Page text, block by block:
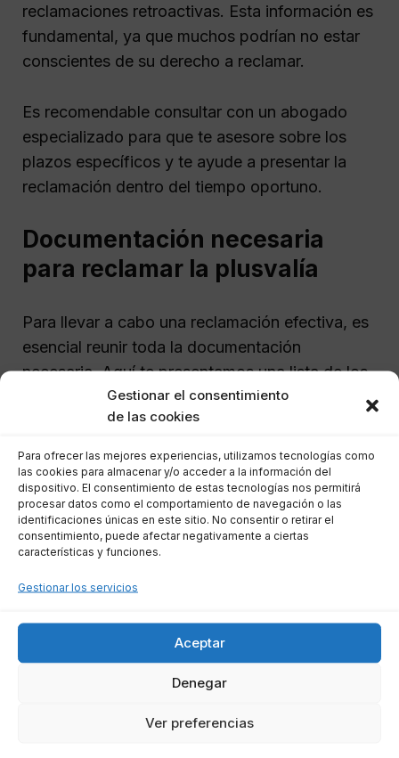
Gestionar el consentimiento
de las cookies
Para ofrecer las mejores experiencias, utilizamos tecnologías como
las cookies para almacenar y/o acceder a la información del
dispositivo. El consentimiento de estas tecnologías nos permitirá
procesar datos como el comportamiento de navegación o las
identificaciones únicas en este sitio. No consentir o retirar el
consentimiento, puede afectar negativamente a ciertas
características y funciones.
Gestionar los servicios
Aceptar
Denegar
Ver preferencias
reclamaciones retroactivas. Esta información es
fundamental, ya que muchos podrían no estar
conscientes de su derecho a reclamar.
Es recomendable consultar con un abogado
especializado para que te asesore sobre los
plazos específicos y te ayude a presentar la
reclamación dentro del tiempo oportuno.
Documentación necesaria
para reclamar la plusvalía
Para llevar a cabo una reclamación efectiva, es
esencial reunir toda la documentación
necesaria. Aquí te presentamos una lista de los
documentos requeridos:
Escritura de compraventa o herencia.
Justificantes de pago del impuesto de
plusvalía.
Valor catastral del inmueble al momento
de la transmisión.
Inmuebles (IBI) que demuestren la
titularidad.
el proceso y aumentará las posibilidades de
éxito al presentar la reclamación ante el